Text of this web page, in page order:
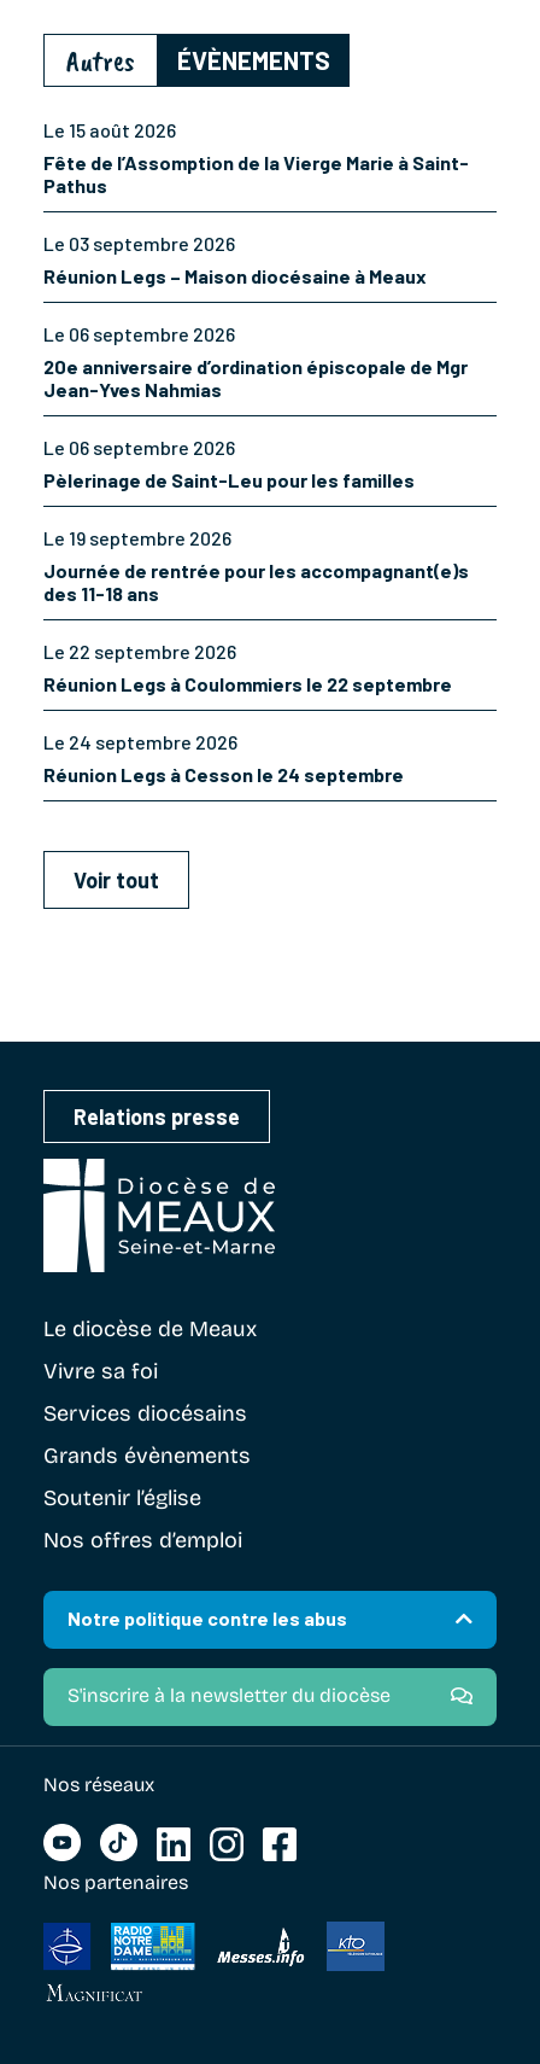
Autres ÉVÈNEMENTS
Le 15 août 2026
Fête de l’Assomption de la Vierge Marie à Saint-
Pathus
Le 03 septembre 2026
Réunion Legs – Maison diocésaine à Meaux
Le 06 septembre 2026
20e anniversaire d’ordination épiscopale de Mgr
Jean-Yves Nahmias
Le 06 septembre 2026
Pèlerinage de Saint-Leu pour les familles
Le 19 septembre 2026
Journée de rentrée pour les accompagnant(e)s
des 11-18 ans
Le 22 septembre 2026
Réunion Legs à Coulommiers le 22 septembre
Le 24 septembre 2026
Réunion Legs à Cesson le 24 septembre
Voir tout
Relations presse
Le diocèse de Meaux
Vivre sa foi
Services diocésains
Grands évènements
Soutenir l’église
Nos offres d’emploi
Notre politique contre les abus
S'inscrire à la newsletter du diocèse
Nos réseaux
Nos partenaires